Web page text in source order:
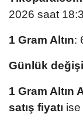
2026 saat
1 Gram Altın:
Günlük
1 Gram Altın
satış fiyatı